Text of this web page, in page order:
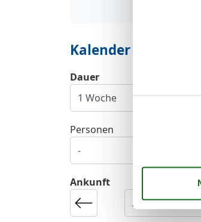
Kalender
Ankunft
Dauer
Personen